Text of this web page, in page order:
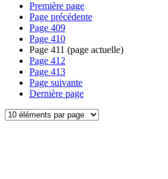
Première page
Page précédente
Page 409
Page 410
Page 411 (page actuelle)
Page 412
Page 413
Page suivante
Dernière page